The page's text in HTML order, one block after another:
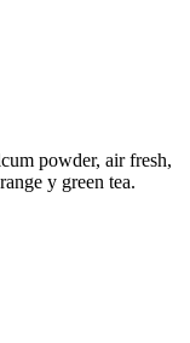
powder, air fresh,
y green tea.